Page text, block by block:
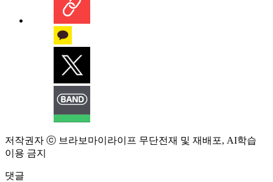
저작권자 ⓒ 브라보마이라이프 무단전재 및 재배포, AI학습
이용 금지
댓글